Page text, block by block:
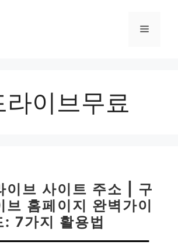
메
이브무료
이브 사이트 주소 | 구
브 홈페이지 완벽가이
: 7가지 활용법